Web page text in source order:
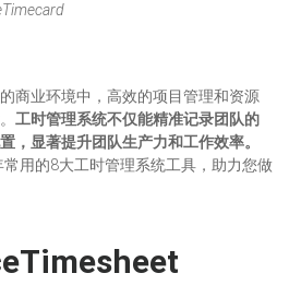
商业环境中，高效的项目管理和资源
工时管理系统不仅能精准记录团队的
，显著提升团队生产力和工作效率。
用的8大工时管理系统工具，助力您做